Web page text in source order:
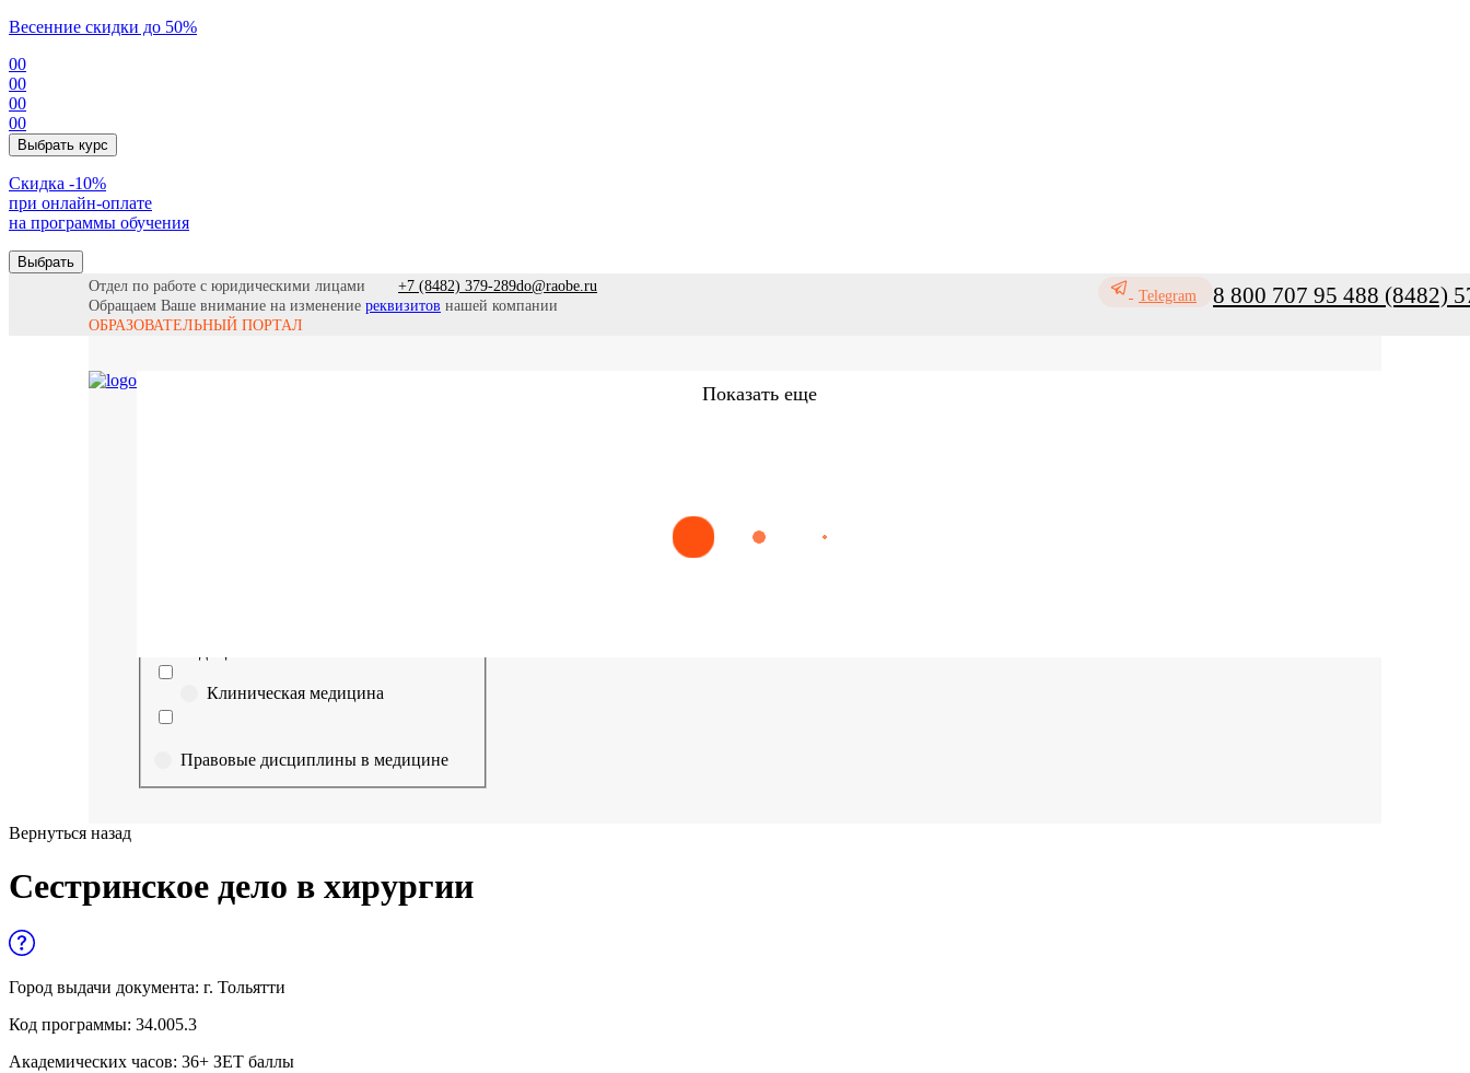
Весенние скидки до 50%
00
00
00
00
Выбрать курс
Cкидка -10%
при онлайн-оплате
на программы обучения
Выбрать
Отдел по работе с юридическими лицами
+7 (8482) 379-289do@raobe.ru
Обращаем Ваше внимание на изменениереквизитов нашей компании
ОБРАЗОВАТЕЛЬНЫЙ ПОРТАЛ
Telegram 8 800 707 95 488 (8482)
Показать еще
Эпидемиология
Клиническая медицина
Правовые дисциплины в медицине
медицине
Образование и педагогические науки
Социология и социальная работа
Вернуться назад
Сестринское дело в хирургии
Город выдачи документа: г. Тольятти
Код программы: 34.005.3
Академических часов: 36+ ЗЕТ баллы